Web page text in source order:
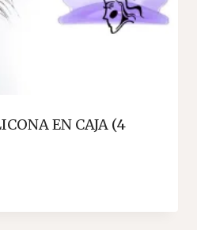
EN CAJA (4